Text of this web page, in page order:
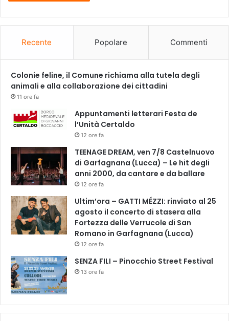
a
c
a
C
n
Recente Popolare Commenti
Colonie feline, il Comune richiama alla tutela degli
animali e alla collaborazione dei cittadini
11 ore fa
Appuntamenti letterari Festa de
l’Unità Certaldo
12 ore fa
TEENAGE DREAM, ven 7/8 Castelnuovo
di Garfagnana (Lucca) – Le hit degli
anni 2000, da cantare e da ballare
12 ore fa
Ultim’ora – GATTI MÉZZI: rinviato al 25
agosto il concerto di stasera alla
Fortezza delle Verrucole di San
Romano in Garfagnana (Lucca)
12 ore fa
SENZA FILI – Pinocchio Street Festival
13 ore fa